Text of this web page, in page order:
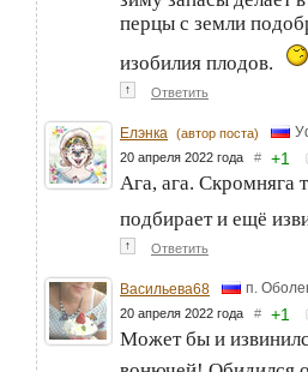
перцы с земли
изобилия плодов.
↑ Ответить
Елэнка (автор поста)
20 апреля 2022 года # +1
Ага, ага. Скромняга
подбирает и ещё
↑ Ответить
Васильева68 п.
20 апреля 2022 года # +1
Может бы и